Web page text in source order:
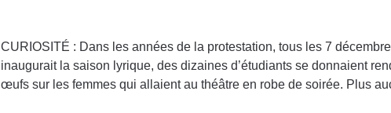
CURIOSITÉ : Dans les années de la protestation, tous les 7
inaugurait la saison lyrique, des dizaines d’étudiants se donnaient
œufs sur les femmes qui allaient au théâtre en robe de soirée. Plus